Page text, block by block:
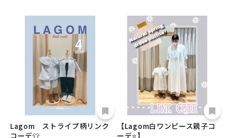
Lagom ストライプ柄リンク
コーデ👕
【Lagom白ワンピース親子コ
ーデ⭐】